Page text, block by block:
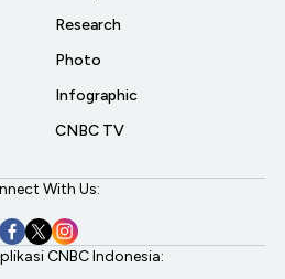
Research
Photo
Infographic
CNBC TV
With Us:
CNBC Indonesia: